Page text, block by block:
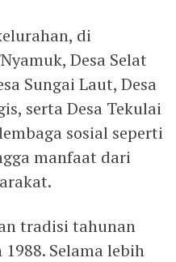
di
Desa Selat
Sungai Laut, Desa
serta Desa Tekulai
sosial seperti
manfaat dari
tradisi tahunan
Selama lebih